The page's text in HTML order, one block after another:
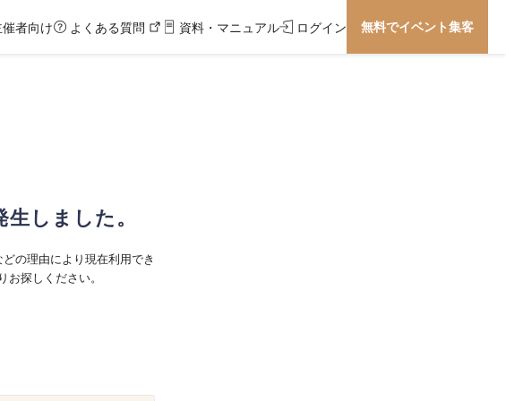
者向け よくある質問 資料・マニュアル ログイン 無料でイベント集客
しました。
の理由により現在利用でき
探しください。